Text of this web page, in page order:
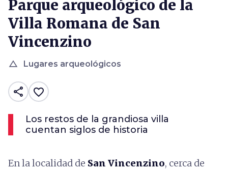
Parque arqueológico de la
Villa Romana de San
Vincenzino
change_history Lugares arqueológicos
share favorite_border
Los restos de la grandiosa villa
cuentan siglos de historia
En la localidad de San Vincenzino, cerca de